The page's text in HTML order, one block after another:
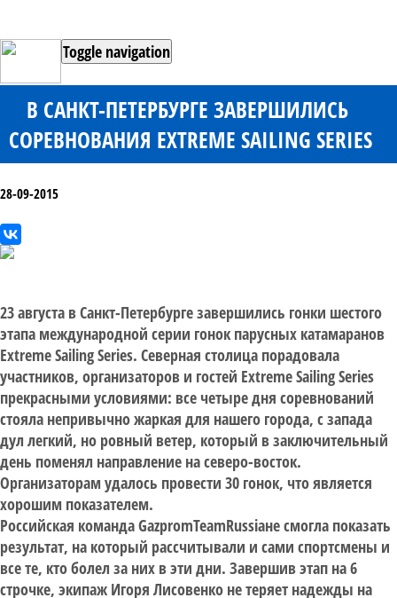
Toggle navigation
В САНКТ-ПЕТЕРБУРГЕ ЗАВЕРШИЛИСЬ
СОРЕВНОВАНИЯ EXTREME SAILING SERIES
28-09-2015
23 августа в Санкт-Петербурге завершились гонки шестого
этапа международной серии гонок парусных катамаранов
Extreme Sailing Series. Северная столица порадовала
участников, организаторов и гостей Extreme Sailing Series
прекрасными условиями: все четыре дня соревнований
стояла непривычно жаркая для нашего города, с запада
дул легкий, но ровный ветер, который в заключительный
день поменял направление на северо-восток.
Организаторам удалось провести 30 гонок, что является
хорошим показателем.
Российская команда GazpromTeamRussiaне смогла показать
результат, на который рассчитывали и сами спортсмены и
все те, кто болел за них в эти дни. Завершив этап на 6
строчке, экипаж Игоря Лисовенко не теряет надежды на